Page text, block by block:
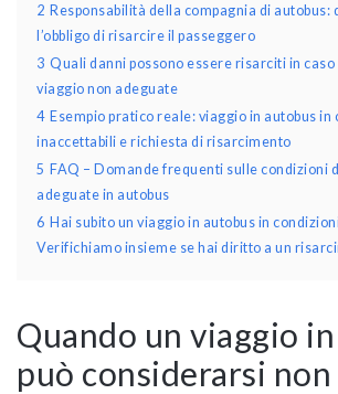
2 Responsabilità della compagnia di autobus:
l’obbligo di risarcire il passeggero
3 Quali danni possono essere risarciti in
viaggio non adeguate
4 Esempio pratico reale: viaggio in autobus in
inaccettabili e richiesta di risarcimento
5 FAQ – Domande frequenti sulle condizioni
adeguate in autobus
6 Hai subito un viaggio in autobus in
Verifichiamo insieme se hai diritto a un
Quando un viaggio
può considerarsi non